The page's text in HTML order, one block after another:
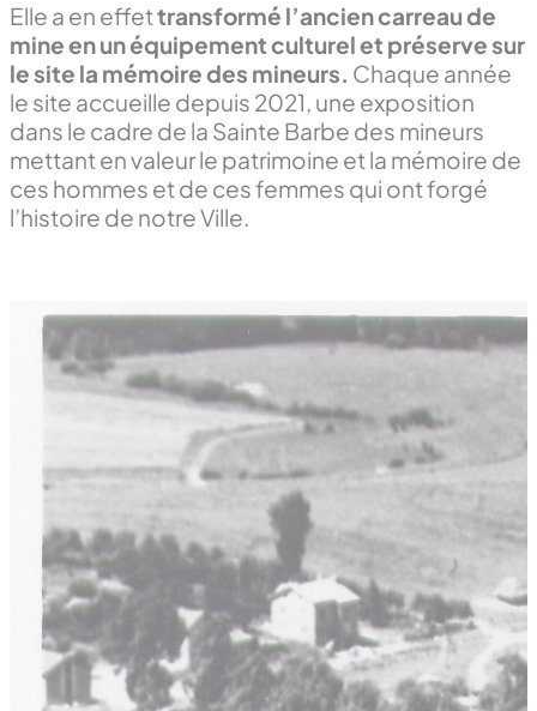
Elle a en effettransformé l’ancien carreau de
mine en un équipement culturel et préserve sur
le site la mémoire des mineurs. Chaque année
le site accueille depuis 2021, une exposition
dans le cadre de la Sainte Barbe des mineurs
mettant en valeur le patrimoine et la mémoire de
ces hommes et de ces femmes qui ont forgé
l’histoire de notre Ville.